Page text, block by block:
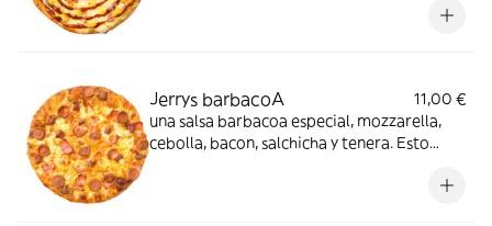
Jerrys barbacoA
11,00 €
una salsa barbacoa especial, mozzarella,
cebolla, bacon, salchicha y tenera. Esto